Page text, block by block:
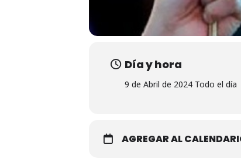
Día y hora
9 de Abril de 2024 Todo el día
AGREGAR AL